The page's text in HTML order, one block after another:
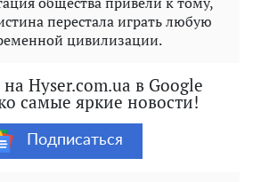
перестала играть любую
цивилизации.
Hyser.com.ua в Google
самые яркие новости!
Подписаться